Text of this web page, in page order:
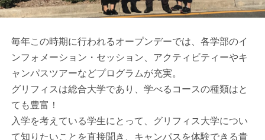
毎年この時期に行われるオープンデーでは、各学部のイ
ンフォメーション・セッション、アクティビティーやキ
ャンパスツアーなどプログラムが充実。
グリフィスは総合大学であり、学べるコースの種類はと
ても豊富！
入学を考えている学生にとって、グリフィス大学につい
て知りたいことを直接聞き、キャンパスを体験できる貴